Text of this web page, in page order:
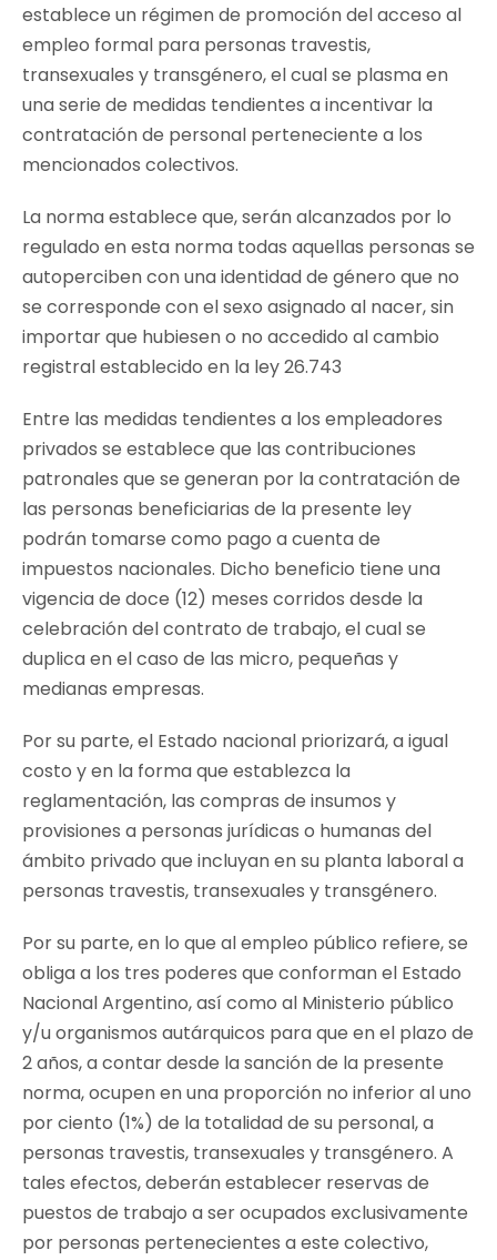
establece un régimen de promoción del acceso al
empleo formal para personas travestis,
transexuales y transgénero, el cual se plasma en
una serie de medidas tendientes a incentivar la
contratación de personal perteneciente a los
mencionados colectivos.
La norma establece que, serán alcanzados por lo
regulado en esta norma todas aquellas personas se
autoperciben con una identidad de género que no
se corresponde con el sexo asignado al nacer, sin
importar que hubiesen o no accedido al cambio
registral establecido en la ley 26.743
Entre las medidas tendientes a los empleadores
privados se establece que las contribuciones
patronales que se generan por la contratación de
las personas beneficiarias de la presente ley
podrán tomarse como pago a cuenta de
impuestos nacionales. Dicho beneficio tiene una
vigencia de doce (12) meses corridos desde la
celebración del contrato de trabajo, el cual se
duplica en el caso de las micro, pequeñas y
medianas empresas.
Por su parte, el Estado nacional priorizará, a igual
costo y en la forma que establezca la
reglamentación, las compras de insumos y
provisiones a personas jurídicas o humanas del
ámbito privado que incluyan en su planta laboral a
personas travestis, transexuales y transgénero.
Por su parte, en lo que al empleo público refiere, se
obliga a los tres poderes que conforman el Estado
Nacional Argentino, así como al Ministerio público
y/u organismos autárquicos para que en el plazo de
2 años, a contar desde la sanción de la presente
norma, ocupen en una proporción no inferior al uno
por ciento (1%) de la totalidad de su personal, a
personas travestis, transexuales y transgénero. A
tales efectos, deberán establecer reservas de
puestos de trabajo a ser ocupados exclusivamente
por personas pertenecientes a este colectivo,